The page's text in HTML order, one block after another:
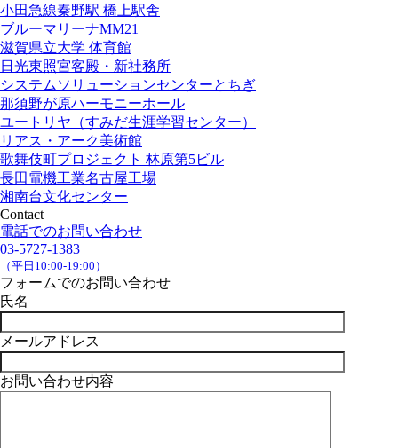
小田急線秦野駅 橋上駅舎
ブルーマリーナMM21
滋賀県立大学 体育館
日光東照宮客殿・新社務所
システムソリューションセンターとちぎ
那須野が原ハーモニーホール
ユートリヤ（すみだ生涯学習センター）
リアス・アーク美術館
歌舞伎町プロジェクト 林原第5ビル
長田電機工業名古屋工場
湘南台文化センター
Contact
電話でのお問い合わせ
03-5727-1383
（平日10:00-19:00）
フォームでのお問い合わせ
氏名
メールアドレス
お問い合わせ内容